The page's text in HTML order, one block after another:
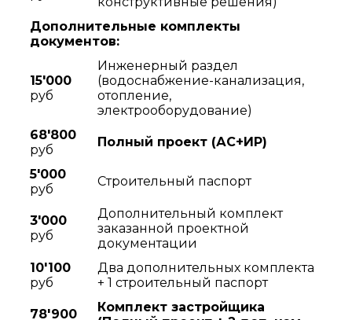
Дополнительные комплекты
документов:
15'000
руб
Инженерный раздел
(водоснабжение-канализация,
отопление,
электрооборудование)
68'800
руб
Полный проект (АC+ИР)
5'000
руб
Строительный паспорт
3'000
руб
Дополнительный комплект
заказанной проектной
документации
10'100
руб
Два дополнительных комплекта
+ 1 строительный паспорт
78'900
Комплект застройщика